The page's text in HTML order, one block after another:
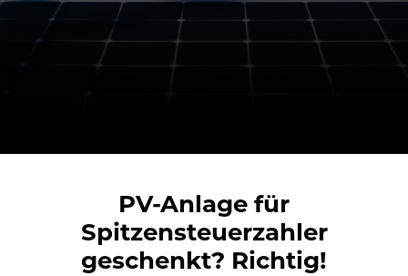
PV-Anlage für
Spitzensteuerzahler
geschenkt? Richtig!